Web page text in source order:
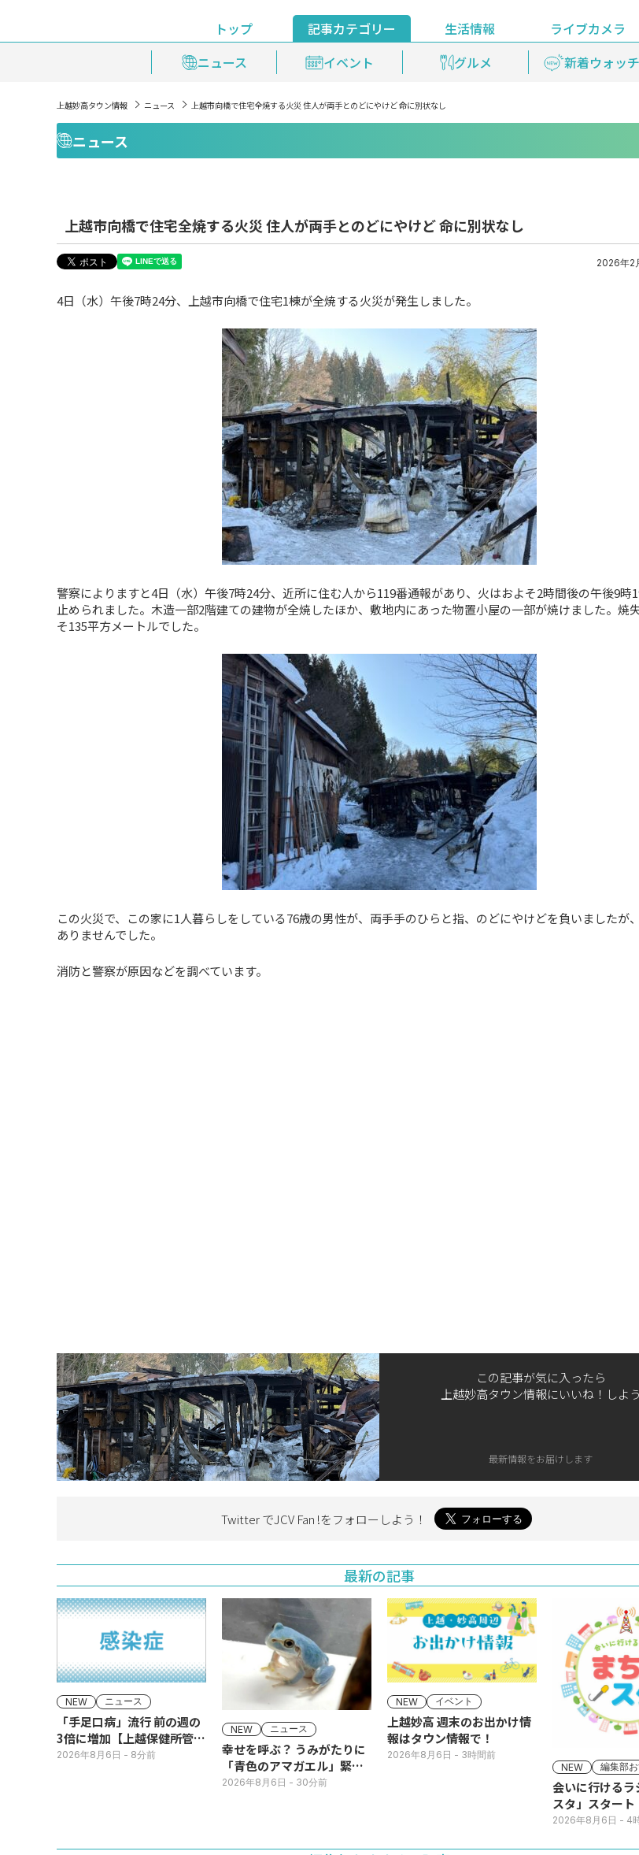
トップ
記事カテゴリー
ニュース
イベント グルメ 新着ウォッチ
生活情報
おくやみ情報
安全安心情報 天気
ライブカメラ
ライブ配信
見逃し配信
上越妙高タウン情報 ニュース 上越市向橋で住宅全焼する火災 住人が両手とのどにやけど 命に別状なし
ニュース
上越市向橋で住宅全焼する火災 住人が両手とのどにやけど 命に別状なし
2026年2
4日（水）午後7時24分、上越市向橋で住宅1棟が全焼する火災が発生しました。
警察によりますと4日（水）午後7時24分、近所に住む人から119番通報があり、火はおよそ2時間後の午後9時
止められました。木造一部2階建ての建物が全焼したほか、敷地内にあった物置小屋の一部が焼けました。焼
そ135平方メートルでした。
この火災で、この家に1人暮らしをしている76歳の男性が、両手手のひらと指、のどにやけどを負いましたが
ありませんでした。
消防と警察が原因などを調べています。
この記事が気に入ったら
上越妙高タウン情報にいいね！しよう
最新情報をお届けします
Twitter でJCV Fan !をフォローしよう！
最新の記事
NEW ニュース
「手足口病」流行 前の週の
3倍に増加【上越保健所管
内】
2026年8月6日 - 8分前
NEW ニュース
幸せを呼ぶ？ うみがたりに
「青色のアマガエル」緊急
展示
2026年8月6日 - 30分前
NEW イベント
上越妙高 週末のお出かけ情
報はタウン情報で！
2026年8月6日 - 3時間前
NEW
編集部
会いに行けるラ
スタ」スタート
日(火･祝) 公開
2026年8月6日 - 4